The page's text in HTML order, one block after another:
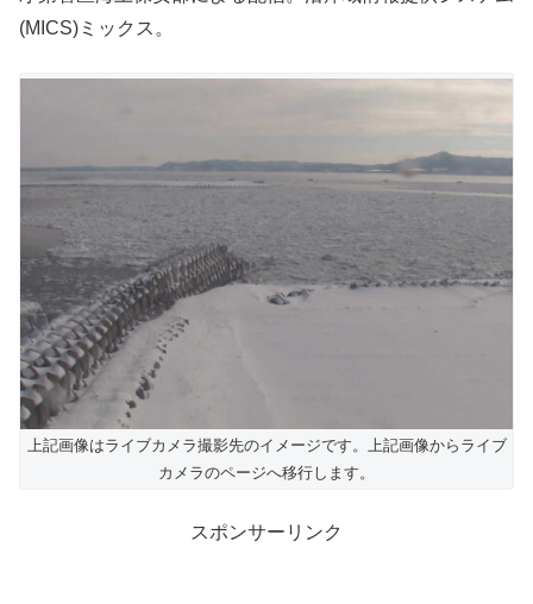
(MICS)ミックス。
上記画像はライブカメラ撮影先のイメージです。上記画像からライブ
カメラのページへ移行します。
スポンサーリンク